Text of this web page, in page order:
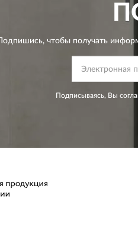
Подпишись, чтобы получать
Подписываясь, Вы